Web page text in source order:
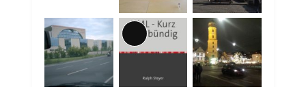
Lange
Beschreibung